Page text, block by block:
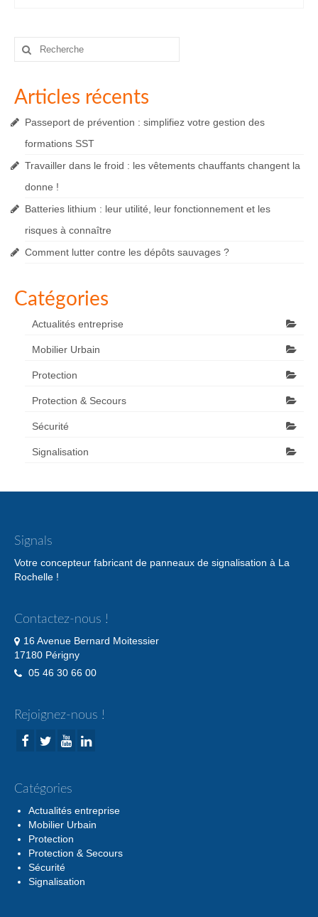
Rechercher
Articles récents
Passeport de prévention : simplifiez votre gestion des
formations SST
Travailler dans le froid : les vêtements chauffants changent la
donne !
Batteries lithium : leur utilité, leur fonctionnement et les
risques à connaître
Comment lutter contre les dépôts sauvages ?
Catégories
Actualités entreprise
Mobilier Urbain
Protection
Protection & Secours
Sécurité
Signalisation
Signals
Votre concepteur fabricant de panneaux de signalisation à La
Rochelle !
Contactez-nous !
16 Avenue Bernard Moitessier
17180 Périgny
05 46 30 66 00
Rejoignez-nous !
Catégories
Actualités entreprise
Mobilier Urbain
Protection
Protection & Secours
Sécurité
Signalisation